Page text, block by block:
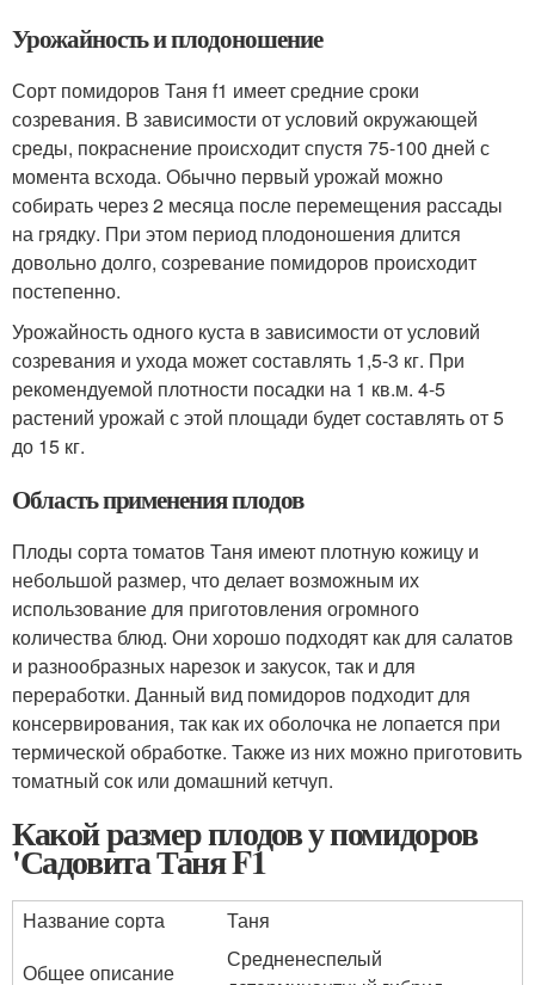
Урожайность и плодоношение
Сорт помидоров Таня f1 имеет средние сроки
созревания. В зависимости от условий окружающей
среды, покраснение происходит спустя 75-100 дней с
момента всхода. Обычно первый урожай можно
собирать через 2 месяца после перемещения рассады
на грядку. При этом период плодоношения длится
довольно долго, созревание помидоров происходит
постепенно.
Урожайность одного куста в зависимости от условий
созревания и ухода может составлять 1,5-3 кг. При
рекомендуемой плотности посадки на 1 кв.м. 4-5
растений урожай с этой площади будет составлять от 5
до 15 кг.
Область применения плодов
Плоды сорта томатов Таня имеют плотную кожицу и
небольшой размер, что делает возможным их
использование для приготовления огромного
количества блюд. Они хорошо подходят как для салатов
и разнообразных нарезок и закусок, так и для
переработки. Данный вид помидоров подходит для
консервирования, так как их оболочка не лопается при
термической обработке. Также из них можно приготовить
томатный сок или домашний кетчуп.
Какой размер плодов у помидоров
'Садовита Таня F1
Название сорта
Таня
Общее описание
Средненеспелый